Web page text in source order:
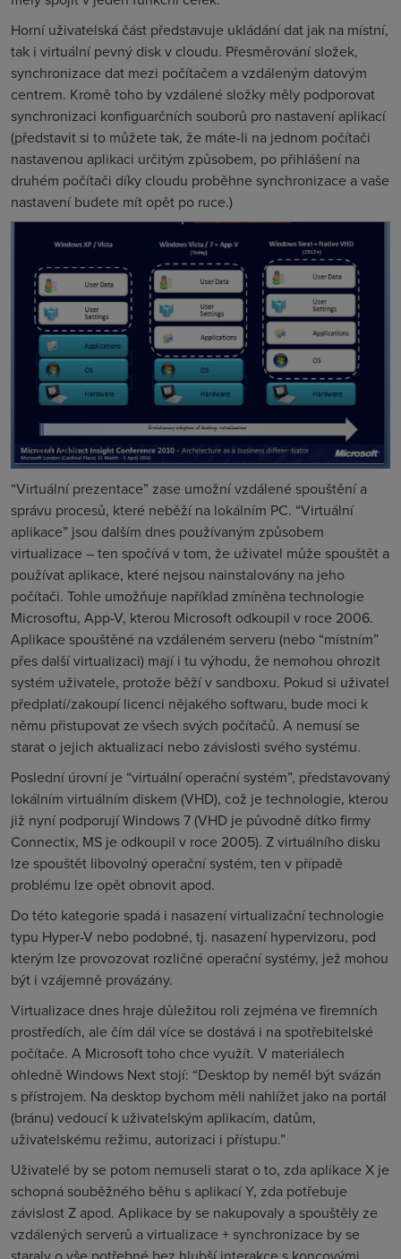
Horní uživatelská část představuje ukládání dat jak na místní,
tak i virtuální pevný disk v cloudu. Přesměrování složek,
synchronizace dat mezi počítačem a vzdáleným datovým
centrem. Kromě toho by vzdálené složky měly podporovat
synchronizaci konfiguarčních souborů pro nastavení aplikací
(představit si to můžete tak, že máte-li na jednom počítači
nastavenou aplikaci určitým způsobem, po přihlášení na
druhém počítači díky cloudu proběhne synchronizace a vaše
nastavení budete mít opět po ruce.)
“Virtuální prezentace” zase umožní vzdálené spouštění a
správu procesů, které neběží na lokálním PC. “Virtuální
aplikace” jsou dalším dnes používaným způsobem
virtualizace – ten spočívá v tom, že uživatel může spouštět a
používat aplikace, které nejsou nainstalovány na jeho
počítači. Tohle umožňuje například zmíněna technologie
Microsoftu, App-V, kterou Microsoft odkoupil v roce 2006.
Aplikace spouštěné na vzdáleném serveru (nebo “místním”
přes další virtualizaci) mají i tu výhodu, že nemohou ohrozit
systém uživatele, protože běží v sandboxu. Pokud si uživatel
předplatí/zakoupí licenci nějakého softwaru, bude moci k
němu přistupovat ze všech svých počítačů. A nemusí se
starat o jejich aktualizaci nebo závislosti svého systému.
Poslední úrovní je “virtuální operační systém”, představovaný
lokálním virtuálním diskem (VHD), což je technologie, kterou
již nyní podporují Windows 7 (VHD je původně dítko firmy
Connectix, MS je odkoupil v roce 2005). Z virtuálního disku
lze spouštět libovolný operační systém, ten v případě
problému lze opět obnovit apod.
Do této kategorie spadá i nasazení virtualizační technologie
typu Hyper-V nebo podobné, tj. nasazení hypervizoru, pod
kterým lze provozovat rozličné operační systémy, jež mohou
být i vzájemně provázány.
Virtualizace dnes hraje důležitou roli zejména ve firemních
prostředích, ale čím dál více se dostává i na spotřebitelské
počítače. A Microsoft toho chce využít. V materiálech
ohledně Windows Next stojí: “Desktop by neměl být svázán
s přístrojem. Na desktop bychom měli nahlížet jako na portál
(bránu) vedoucí k uživatelským aplikacím, datům,
uživatelskému režimu, autorizaci i přístupu.”
Uživatelé by se potom nemuseli starat o to, zda aplikace X je
schopná souběžného běhu s aplikací Y, zda potřebuje
závislost Z apod. Aplikace by se nakupovaly a spouštěly ze
vzdálených serverů a virtualizace + synchronizace by se